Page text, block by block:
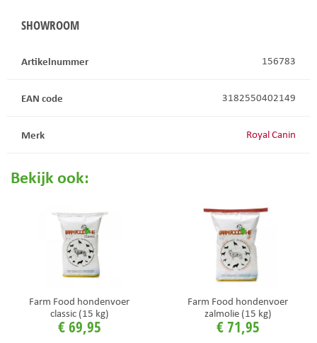
SHOWROOM
Artikelnummer 156783
EAN code 3182550402149
Merk Royal Canin
Bekijk ook:
Farm Food hondenvoer
classic (15 kg)
€69,95
Farm Food hondenvoer
zalmolie (15 kg)
€71,95